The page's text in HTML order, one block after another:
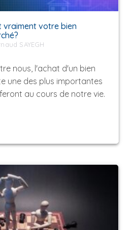
vraiment votre bien
SAYEGH
nous, l'achat d'un bien
une des plus importantes
au cours de notre vie.